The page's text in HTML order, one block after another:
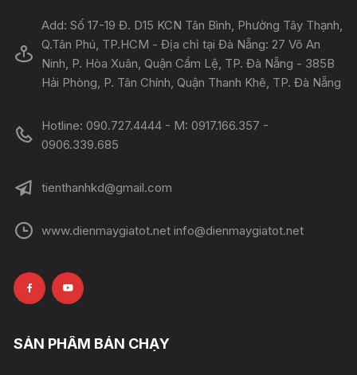
Add: Số 17-19 Đ. D15 KCN Tân Bình, Phường Tây Thạnh,
Q.Tân Phú, TP.HCM - Địa chỉ tại Đà Nẵng: 27 Võ An
Ninh, P. Hòa Xuân, Quận Cẩm Lệ, TP. Đà Nẵng - 385B
Hải Phòng, P. Tân Chính, Quận Thanh Khê, TP. Đà Nẵng
Hotline: 090.727.4444 - M: 0917.166.357 -
0906.339.685
tienthanhkd@gmail.com
www.dienmaygiatot.net info@dienmaygiatot.net
SẢN PHẨM BÁN CHẠY